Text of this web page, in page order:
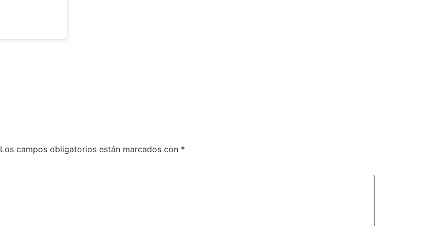
Los campos obligatorios están marcados con *